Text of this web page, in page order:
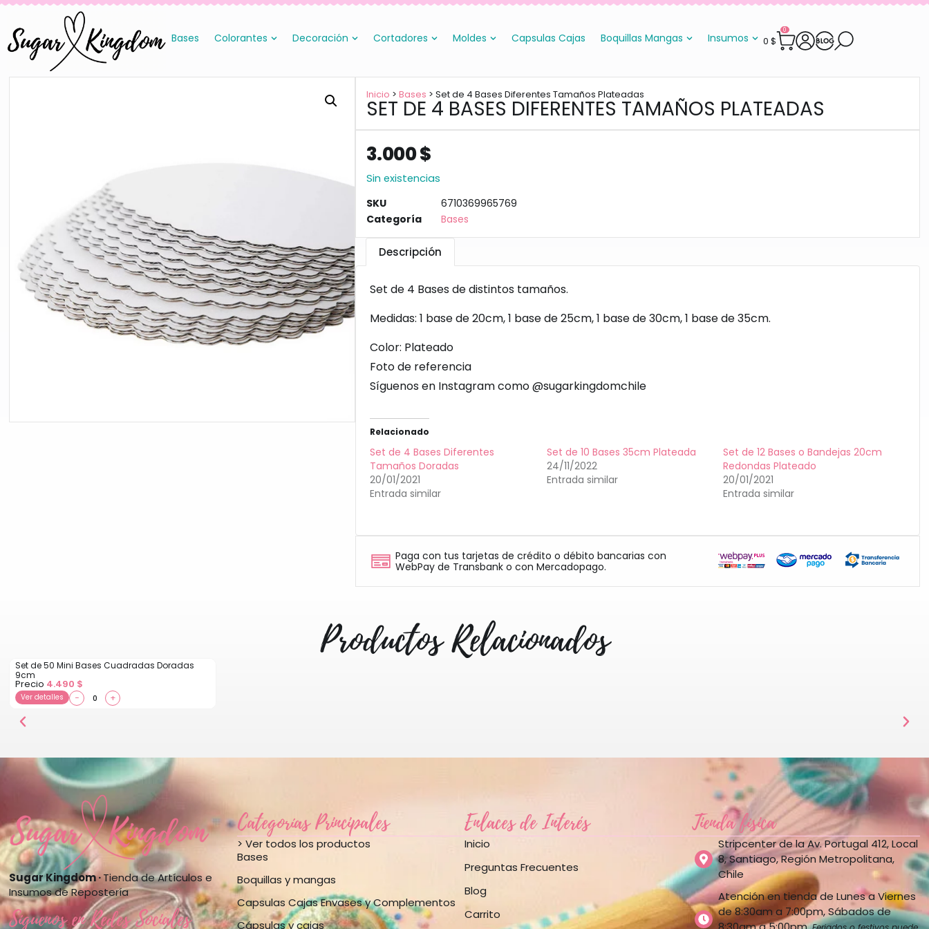
Bases Colorantes Decoración Cortadores Moldes Capsulas Cajas Boquillas Mangas Insumos 0 $
0
Inicio > Bases > Set de 4 Bases Diferentes Tamaños Plateadas
SET DE 4 BASES DIFERENTES TAMAÑOS PLATEADAS
3.000$
Sin existencias
SKU
6710369965769
Categoría
Bases
Descripción
Set de 4 Bases de distintos tamaños.
Medidas: 1 base de 20cm, 1 base de 25cm, 1 base de 30cm, 1 base de 35cm.
Color: Plateado
Foto de referencia
Síguenos en Instagram como @sugarkingdomchile
Relacionado
Set de 4 Bases Diferentes
Tamaños Doradas
20/01/2021
Entrada similar
Set de 10 Bases 35cm Plateada
24/11/2022
Entrada similar
Set de 12 Bases o Bandejas 20cm
Redondas Plateado
20/01/2021
Entrada similar
Paga con tus tarjetas de crédito o débito bancarias con
WebPay de Transbank o con Mercadopago.
Productos Relacionados
Set de 50 Mini Bases Cuadradas Doradas
9cm
Precio 4.490 $
Ver detalles − +
Sugar Kingdom ·Tienda de Artículos e
Insumos de Repostería
Síguenos en Redes Sociales
Categorías Principales
> Ver todos los productos
Bases
Boquillas y mangas
Capsulas Cajas Envases y Complementos
Cápsulas y cajas
Enlaces de Interés
Inicio
Preguntas Frecuentes
Blog
Carrito
Tienda física
Stripcenter de la Av. Portugal 412, Local
8, Santiago, Región Metropolitana,
Chile
Atención en tienda de Lunes a Viernes
de 8:30am a 7:00pm, Sábados de